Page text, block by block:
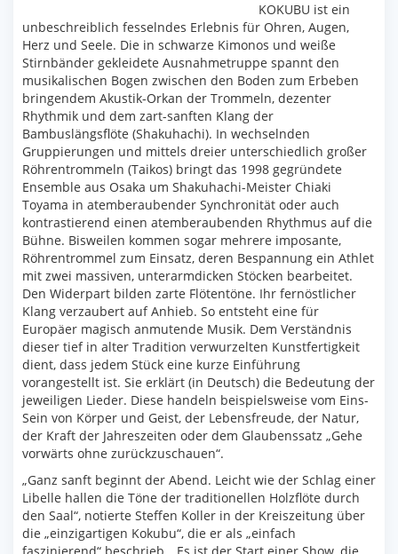
KOKUBU ist ein
unbeschreiblich fesselndes Erlebnis für Ohren, Augen,
Herz und Seele. Die in schwarze Kimonos und weiße
Stirnbänder gekleidete Ausnahmetruppe spannt den
musikalischen Bogen zwischen den Boden zum Erbeben
bringendem Akustik-Orkan der Trommeln, dezenter
Rhythmik und dem zart-sanften Klang der
Bambuslängsflöte (Shakuhachi). In wechselnden
Gruppierungen und mittels dreier unterschiedlich großer
Röhrentrommeln (Taikos) bringt das 1998 gegründete
Ensemble aus Osaka um Shakuhachi-Meister Chiaki
Toyama in atemberaubender Synchronität oder auch
kontrastierend einen atemberaubenden Rhythmus auf die
Bühne. Bisweilen kommen sogar mehrere imposante,
Röhrentrommel zum Einsatz, deren Bespannung ein Athlet
mit zwei massiven, unterarmdicken Stöcken bearbeitet.
Den Widerpart bilden zarte Flötentöne. Ihr fernöstlicher
Klang verzaubert auf Anhieb. So entsteht eine für
Europäer magisch anmutende Musik. Dem Verständnis
dieser tief in alter Tradition verwurzelten Kunstfertigkeit
dient, dass jedem Stück eine kurze Einführung
vorangestellt ist. Sie erklärt (in Deutsch) die Bedeutung der
jeweiligen Lieder. Diese handeln beispielsweise vom Eins-
Sein von Körper und Geist, der Lebensfreude, der Natur,
der Kraft der Jahreszeiten oder dem Glaubenssatz „Gehe
vorwärts ohne zurückzuschauen“.
„Ganz sanft beginnt der Abend. Leicht wie der Schlag einer
Libelle hallen die Töne der traditionellen Holzflöte durch
den Saal“, notierte Steffen Koller in der Kreiszeitung über
die „einzigartigen Kokubu“, die er als „einfach